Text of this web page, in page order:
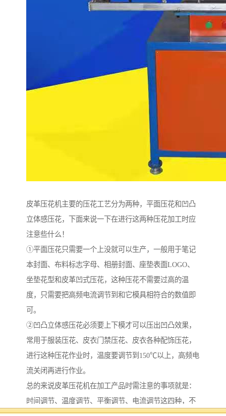
皮革压花机主要的压花工艺分为两种，平面压花和凹凸
立体感压花，下面来说一下在进行这两种压花加工时应
注意些什么！
①平面压花只需要一个上没就可以生产，一般用于笔记
本封面、布料标志字母、相册封面、座垫表面LOGO、
坐垫花型和皮革凹式压花，这种压花不需要过高的温
度，只需要把高频电流调节到和它模具相符合的数值即
可。
②凹凸立体感压花必须要上下模才可以压出凹凸效果，
常用于服装压花、皮衣门禁压花、皮衣各种配饰压花，
进行这种压花作业时，温度要调节到150℃以上，高频电
流关闭再进行作业。
总的来说皮革压花机在加工产品时需注意的事项就是：
时间调节、温度调节、平衡调节、电流调节这四种，不